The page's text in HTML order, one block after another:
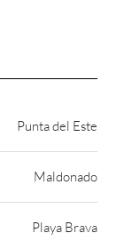
Punta del Este
Maldonado
Playa Brava